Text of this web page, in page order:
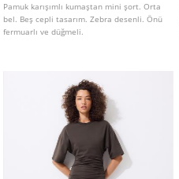
Pamuk karışımlı kumaştan mini şort. Orta
bel. Beş cepli tasarım. Zebra desenli. Önü
fermuarlı ve düğmeli.